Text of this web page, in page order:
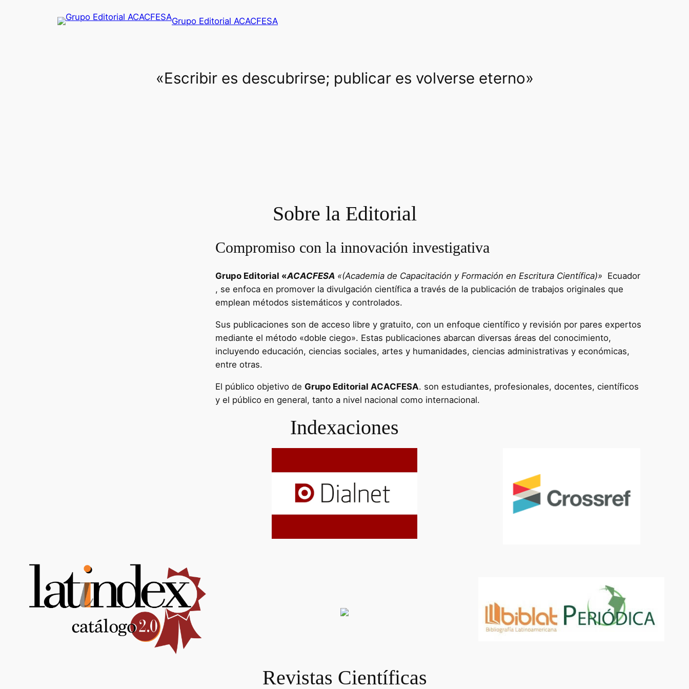
Grupo Editorial ACACFESA
«Escribir es descubrirse; publicar es volverse eterno»
Sobre la Editorial
Compromiso con la innovación investigativa
Grupo Editorial «ACACFESA «(Academia de Capacitación y Formación en Escritura Científica)» Ecuador
, se enfoca en promover la divulgación científica a través de la publicación de trabajos originales que
emplean métodos sistemáticos y controlados.
Sus publicaciones son de acceso libre y gratuito, con un enfoque científico y revisión por pares expertos
mediante el método «doble ciego». Estas publicaciones abarcan diversas áreas del conocimiento,
incluyendo educación, ciencias sociales, artes y humanidades, ciencias administrativas y económicas,
entre otras.
El público objetivo de Grupo Editorial ACACFESA. son estudiantes, profesionales, docentes, científicos
y el público en general, tanto a nivel nacional como internacional.
Indexaciones
Revistas Científicas